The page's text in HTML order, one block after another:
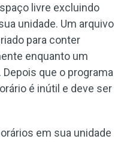
livre excluindo
unidade. Um arquivo
para conter
enquanto um
que o programa
é inútil e deve ser
em sua unidade